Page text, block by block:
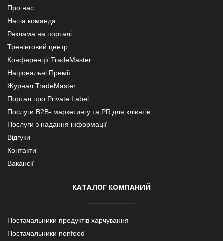
Про нас
Наша команда
Реклама на порталі
Тренінговий центр
Конференції TradeMaster
Національні Премії
Журнал TradeMaster
Портал про Private Label
Послуги В2В- маркетингу та PR для клієнтів
Послуги з надання інформації
Відгуки
Контакти
Вакансії
КАТАЛОГ КОМПАНИЙ
Постачальники продуктів харчування
Постачальники nonfood